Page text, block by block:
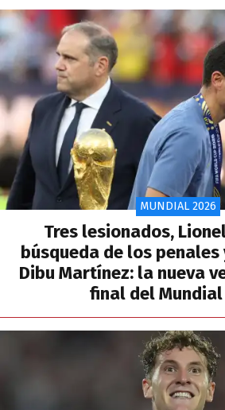
MUNDIAL 2026
Tres lesionados,
búsqueda de los penales
Dibu Martínez: la nueva
final del